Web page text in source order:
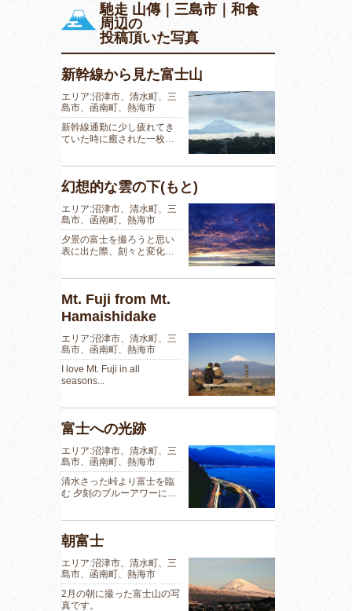
馳走 山傳｜三島市｜和食
周辺の
投稿頂いた写真
新幹線から見た富士山
エリア:沼津市、清水町、三
島市、函南町、熱海市
新幹線通勤に少し疲れてき
ていた時に癒された一枚…
幻想的な雲の下(もと)
エリア:沼津市、清水町、三
島市、函南町、熱海市
夕景の富士を撮ろうと思い
表に出た際、刻々と変化…
Mt. Fuji from Mt.
Hamaishidake
エリア:沼津市、清水町、三
島市、函南町、熱海市
I love Mt. Fuji in all
seasons...
富士への光跡
エリア:沼津市、清水町、三
島市、函南町、熱海市
清水さった峠より富士を臨
む 夕刻のブルーアワーに…
朝富士
エリア:沼津市、清水町、三
島市、函南町、熱海市
2月の朝に撮った富士山の写
真です。